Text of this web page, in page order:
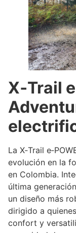
X‑Trail
La X‑Trail
evolución en la
en Colombia.
última
un diseño más
dirigido a
confort y